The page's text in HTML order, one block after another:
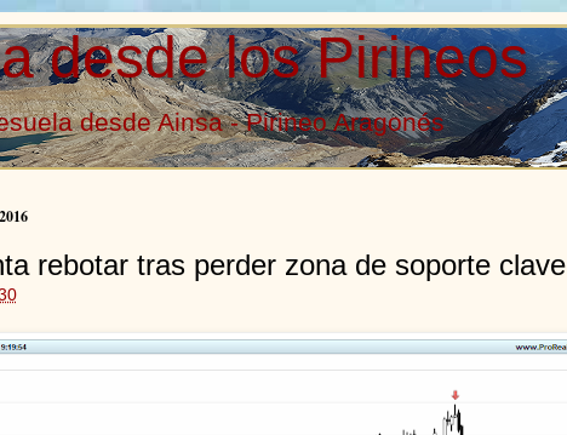
desde los Pirineos
desde Ainsa - Pirineo Aragonés
rebotar tras perder zona de soporte clave